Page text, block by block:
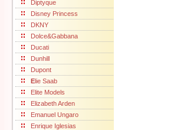
Diptyque
Disney Princess
DKNY
Dolce&Gabbana
Ducati
Dunhill
Dupont
Elie Saab
Elite Models
Elizabeth Arden
Emanuel Ungaro
Enrique Iglesias